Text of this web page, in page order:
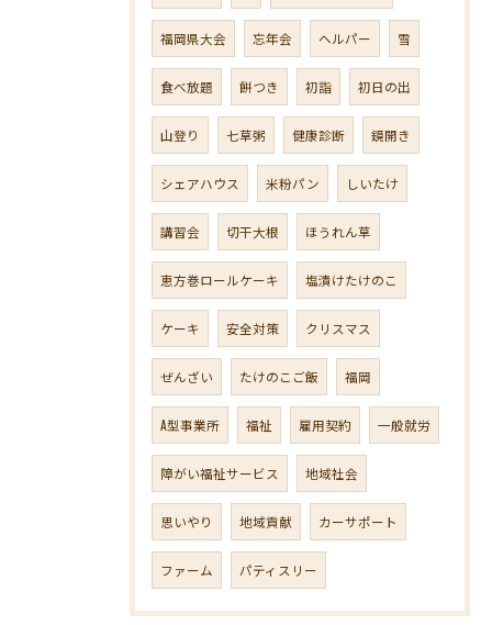
福岡県大会 忘年会 ヘルパー 雪
食べ放題 餅つき 初詣 初日の出
山登り 七草粥 健康診断 鏡開き
シェアハウス 米粉パン しいたけ
講習会 切干大根 ほうれん草
恵方巻ロールケーキ 塩漬けたけのこ
ケーキ 安全対策 クリスマス
ぜんざい たけのこご飯 福岡
A型事業所 福祉 雇用契約 一般就労
障がい福祉サービス 地域社会
思いやり 地域貢献 カーサポート
ファーム パティスリー